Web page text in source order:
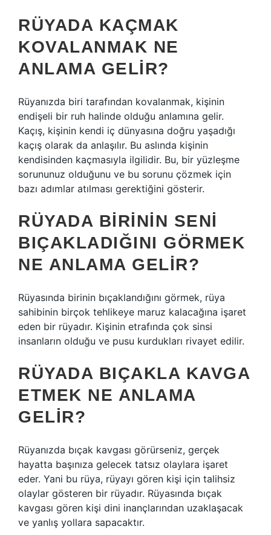
RÜYADA KAÇMAK
KOVALANMAK NE
ANLAMA GELIR?
Rüyanızda biri tarafından kovalanmak, kişinin
endişeli bir ruh halinde olduğu anlamına gelir.
Kaçış, kişinin kendi iç dünyasına doğru yaşadığı
kaçış olarak da anlaşılır. Bu aslında kişinin
kendisinden kaçmasıyla ilgilidir. Bu, bir yüzleşme
sorununuz olduğunu ve bu sorunu çözmek için
bazı adımlar atılması gerektiğini gösterir.
RÜYADA BIRININ SENI
BIÇAKLADIĞINI GÖRMEK
NE ANLAMA GELIR?
Rüyasında birinin bıçaklandığını görmek, rüya
sahibinin birçok tehlikeye maruz kalacağına işaret
eden bir rüyadır. Kişinin etrafında çok sinsi
insanların olduğu ve pusu kurdukları rivayet edilir.
RÜYADA BIÇAKLA KAVGA
ETMEK NE ANLAMA
GELIR?
Rüyanızda bıçak kavgası görürseniz, gerçek
hayatta başınıza gelecek tatsız olaylara işaret
eder. Yani bu rüya, rüyayı gören kişi için talihsiz
olaylar gösteren bir rüyadır. Rüyasında bıçak
kavgası gören kişi dini inançlarından uzaklaşacak
ve yanlış yollara sapacaktır.